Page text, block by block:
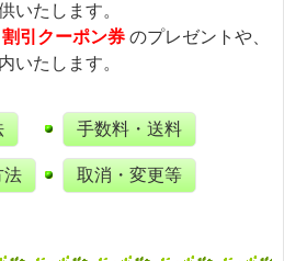
いたします。
割引クーポン券 のプレゼントや、
いたします。
法
手数料・送料
取消・変更等